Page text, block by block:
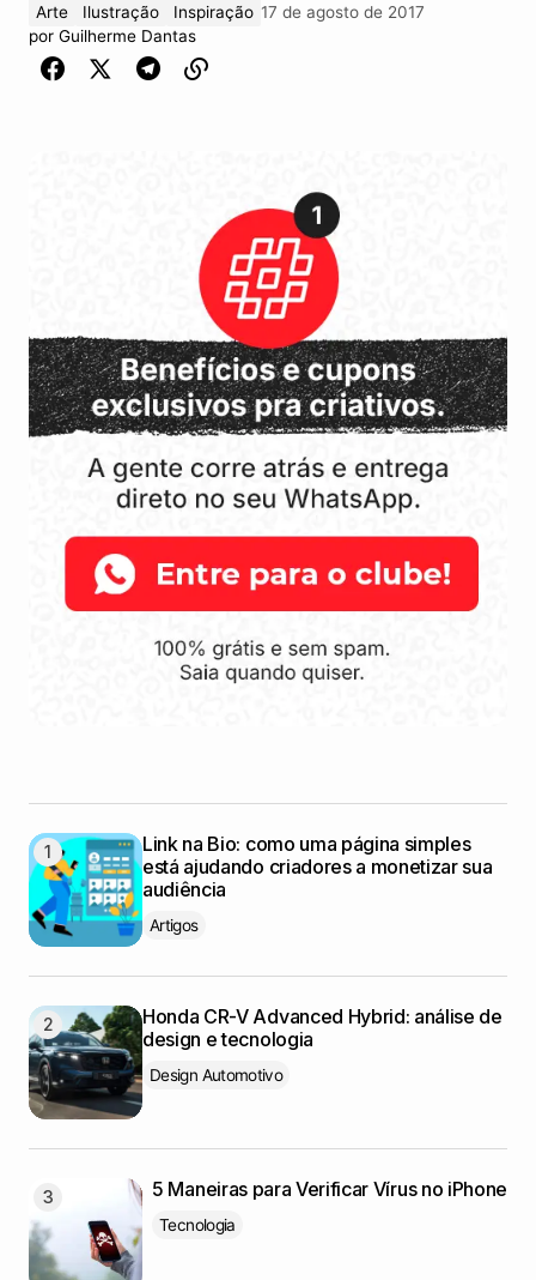
Arte Ilustração Inspiração 17 de agosto de 2017
por Guilherme Dantas
Link na Bio: como uma página simples
está ajudando criadores a monetizar sua
audiência
Artigos
Honda CR-V Advanced Hybrid: análise de
design e tecnologia
Design Automotivo
5 Maneiras para Verificar Vírus no iPhone
Tecnologia